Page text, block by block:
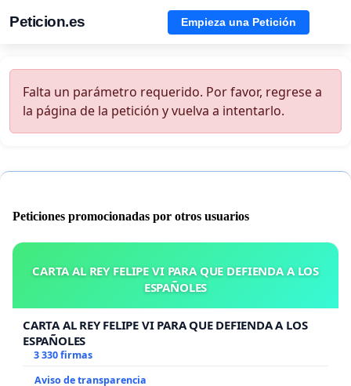
Peticion.es Empieza una Petición
Falta un parámetro requerido. Por favor, regrese a
la página de la petición y vuelva a intentarlo.
Peticiones promocionadas por otros usuarios
CARTA AL REY FELIPE VI PARA QUE DEFIENDA A LOS
ESPAÑOLES
CARTA AL REY FELIPE VI PARA QUE DEFIENDA A LOS
ESPAÑOLES
3 330 firmas
Aviso de transparencia